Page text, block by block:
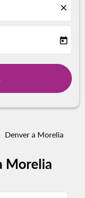
close
today
Denver a Morelia
Morelia
con días